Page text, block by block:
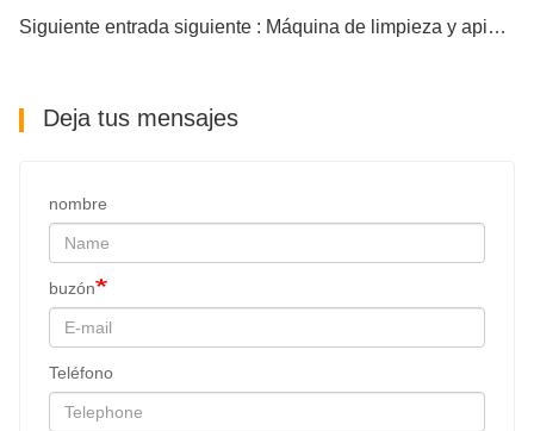
Siguiente entrada siguiente : Máquina de limpieza y apisonamiento de lastre para excavadoras de productos ferroviarios
Deja tus mensajes
nombre
buzón
Teléfono